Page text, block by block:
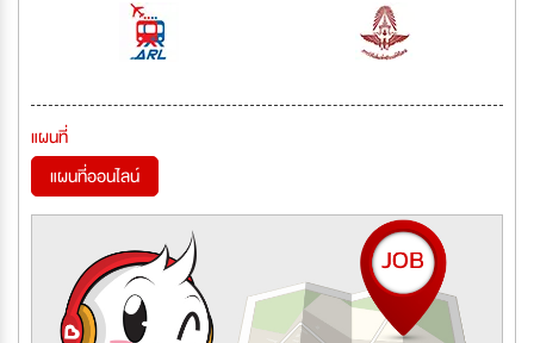
แผนที่
แผนที่ออนไลน์